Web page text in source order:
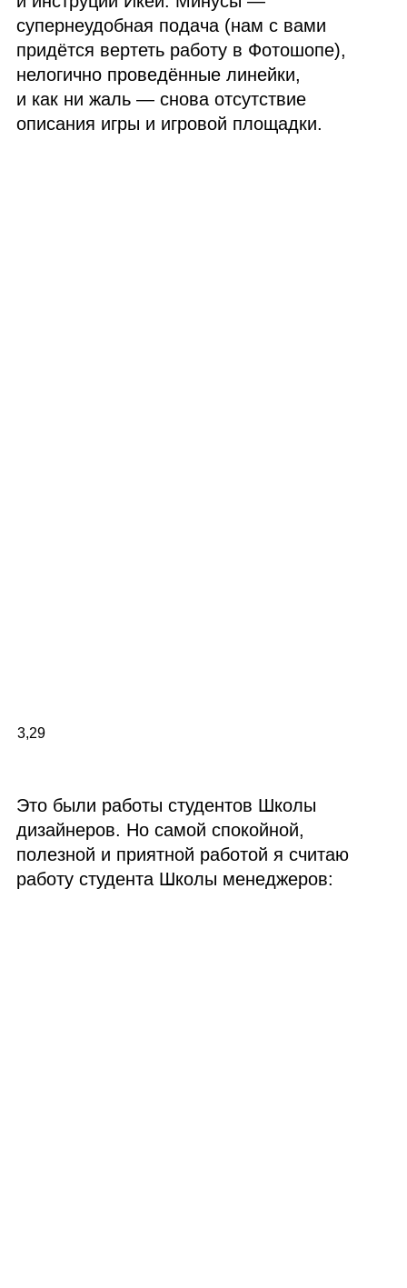
супернеудобная подача (нам с вами
придётся вертеть работу в Фотошопе),
нелогично проведённые линейки,
и как ни жаль — снова отсутствие
описания игры и игровой площадки.
3,29
Это были работы студентов Школы
дизайнеров. Но самой спокойной,
полезной и приятной работой я считаю
работу студента Школы менеджеров: